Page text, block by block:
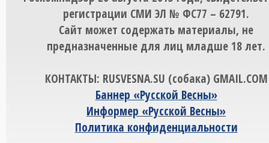
регистрации СМИ ЭЛ № ФС77 – 62791.
Сайт может содержать материалы, не
предназначенные для лиц младше 18 лет.
КОНТАКТЫ: RUSVESNA.SU (собака) GMAIL.COM
Баннер «Русской Весны»
Информер «Русской Весны»
Политика конфиденциальности